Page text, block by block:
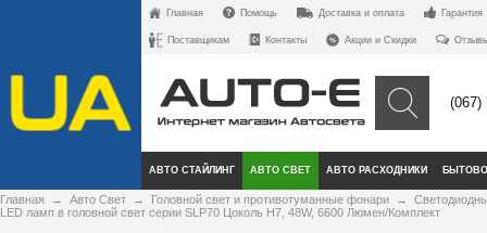
Главная Помощь Доставка и оплата Гарантия
Поставщикам Контакты Акции и Скидки
(067)
АВТО СТАЙЛИНГ АВТО СВЕТ АВТО РАСХОДНИКИ
Главная → Авто Свет → Головной свет и противотуманные фонари →
LED ламп в головной свет серии SLP70 Цоколь H7, 48W, 6600 Люмен/Комплект